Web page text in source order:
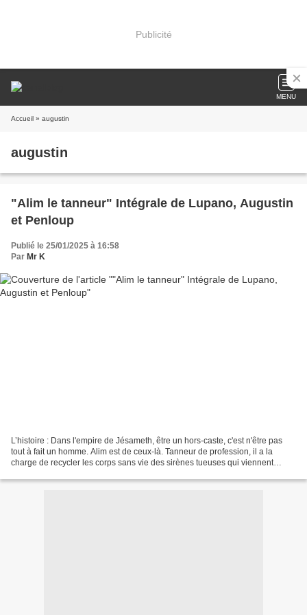
Publicité
MENU
Accueil » augustin
augustin
"Alim le tanneur" Intégrale de Lupano, Augustin
et Penloup
Publié le 25/01/2025 à 16:58
Par Mr K
L’histoire : Dans l'empire de Jésameth, être un hors-caste, c'est n'être pas
tout à fait un homme. Alim est de ceux-là. Tanneur de profession, il a la
charge de recycler les corps sans vie des sirènes tueuses qui viennent